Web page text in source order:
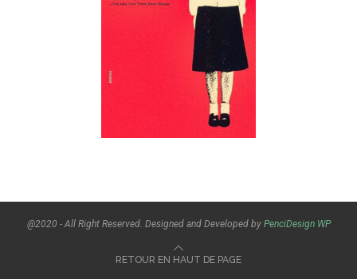
@2020 - All Right Reserved. Designed and Developed by PenciDesign WP
RETOUR EN HAUT DE PAGE